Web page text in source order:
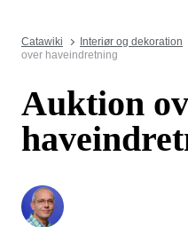
Catawiki Interiør og dekoration
over haveindretning
Auktion